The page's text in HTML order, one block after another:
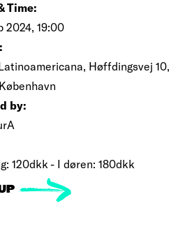
Time:
2024, 19:00
Høffdingsvej 10,
by:
120dkk - I døren: 180dkk